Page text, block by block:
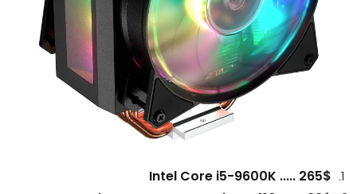
Intel Core i5-9600K ..... 265$